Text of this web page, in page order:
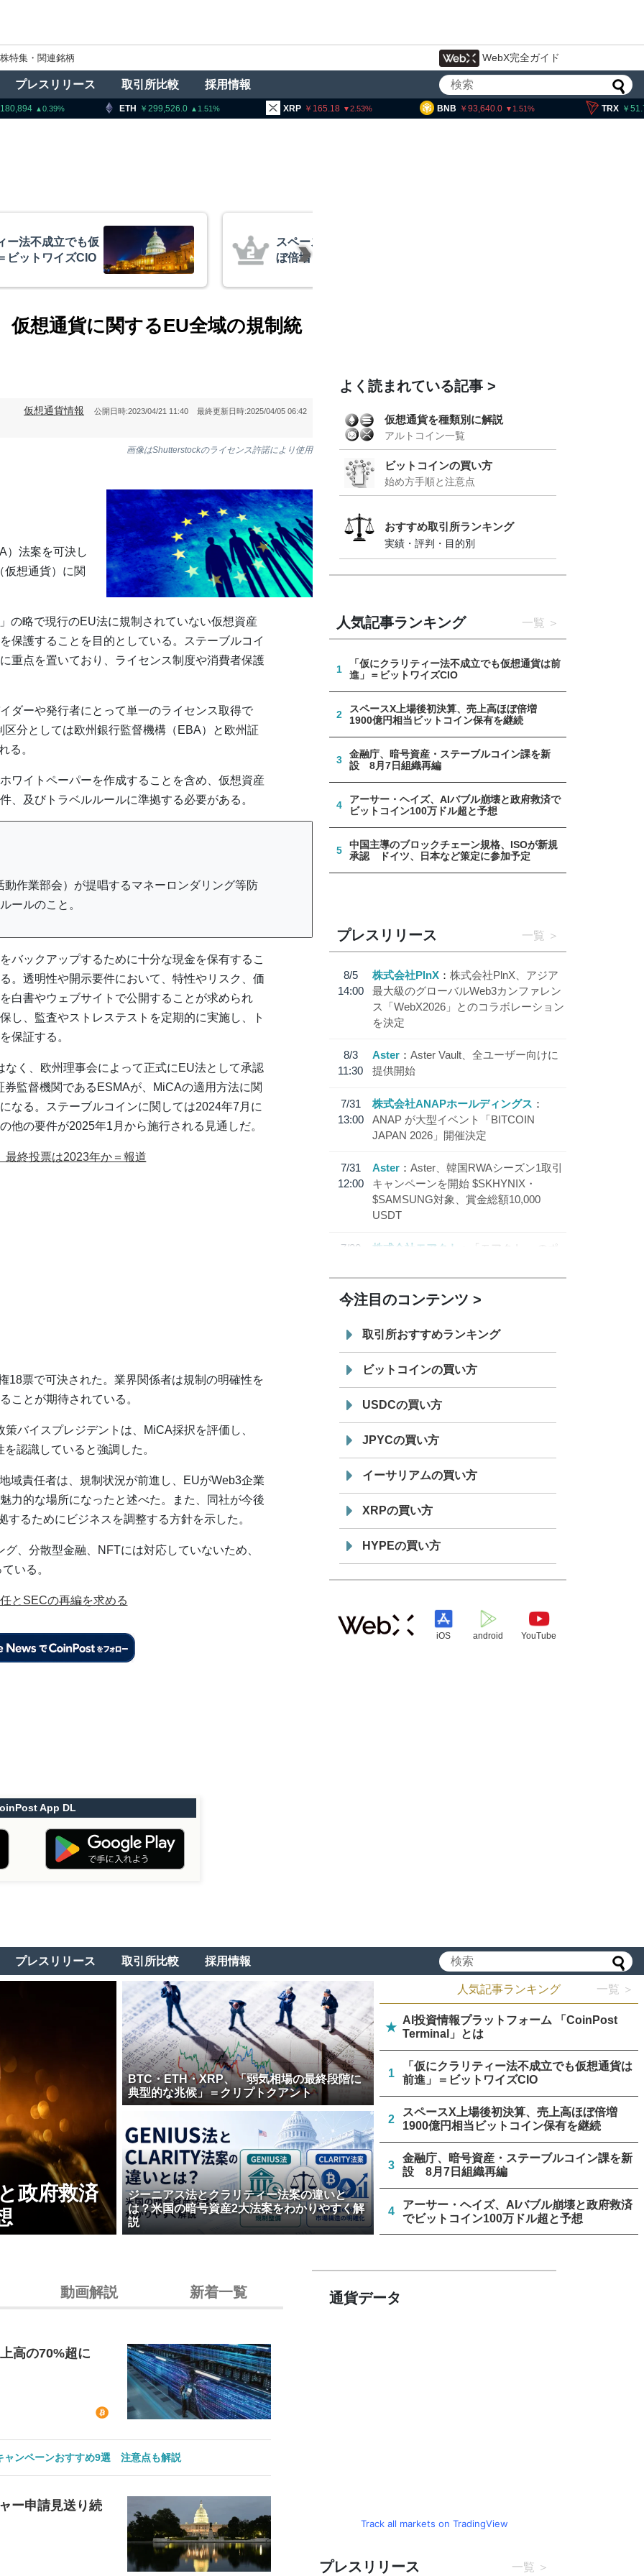
株特集・関連銘柄 WebX完全ガイド
プレスリリース 取引所比較 採用情報
ETH 299,526.0 1.51 XRP 165.18 2.53 BNB 1.51 TRX
決算、売上高ほ
相当ビットコイ
金融庁、暗号資産・ステーブルコイ
ン課を新設 8月7日組織再編
仮想通貨に関するEU全域の規制統
仮想通貨情報 公開日時:2023/04/21 11:40 最終更新日時:2025/04/05 06:42
画像はShutterstockのライセンス許諾により使用
）法案を可決し
仮想通貨）に関
の略で現行のEU法に規制されていない仮想資産
保護することを目的としている。ステーブルコイ
重点を置いており、ライセンス制度や消費者保護
ダーや発行者にとって単一のライセンス取得で
分としては欧州銀行監督機構（EBA）と欧州証
る。
ワイトペーパーを作成することを含め、仮想資産
、及びトラベルルールに準拠する必要がある。
作業部会）が提唱するマネーロンダリング等防
ールのこと。
バックアップするために十分な現金を保有するこ
。透明性や開示要件において、特性やリスク、価
白書やウェブサイトで公開することが求められ
し、監査やストレステストを定期的に実施し、ト
保証する。
く、欧州理事会によって正式にEU法として承認
監督機関であるESMAが、MiCAの適用方法に関
なる。ステーブルコインに関しては2024年7月に
他の要件が2025年1月から施行される見通しだ。
終投票は2023年か＝報道
18票で可決された。業界関係者は規制の明確性を
ことが期待されている。
バイスプレジデントは、MiCA採択を評価し、
認識していると強調した。
域責任者は、規制状況が前進し、EUがWeb3企業
力的な場所になったと述べた。また、同社が今後
るためにビジネスを調整する方針を示した。
、分散型金融、NFTには対応していないため、
いる。
とSECの再編を求める
App DL
よく読まれている記事
仮想通貨を種類別に解説
アルトコイン一覧
ビットコインの買い方
始め方手順と注意点
おすすめ取引所ランキング
実績・評判・目的別
人気記事ランキング 一覧
1
「仮にクラリティー法不成立でも仮想通貨は前
進」＝ビットワイズCIO
2
スペースX上場後初決算、売上高ほぼ倍増
1900億円相当ビットコイン保有を継続
3
金融庁、暗号資産・ステーブルコイン課を新
設 8月7日組織再編
4
アーサー・ヘイズ、AIバブル崩壊と政府救済で
ビットコイン100万ドル超と予想
5
中国主導のブロックチェーン規格、ISOが新規
承認 ドイツ、日本など策定に参加予定
プレスリリース 一覧
8/5
14:00
株式会社PlnX
株式会社PlnX、アジア
最大級のグローバルWeb3カンファレン
ス「WebX2026」とのコラボレーション
を決定
8/3
11:30
Aster
Aster Vault、全ユーザー向けに
提供開始
7/31
13:00
株式会社ANAPホールディングス
ANAP が大型イベント「BITCOIN
JAPAN 2026」開催決定
7/31
12:00
Aster
Aster、韓国RWAシーズン1取引
キャンペーンを開始 $SKHYNIX・
$SAMSUNG対象、賞金総額10,000
USDT
7/30
株式会社モアクト
「モアクト」 のポ
「 JPYC」を追加
19:30
てステーブルコイン「JPYSC」徹底解
説セミナーを開催
今注目のコンテンツ
取引所おすすめランキング
ビットコインの買い方
USDCの買い方
JPYCの買い方
イーサリアムの買い方
XRPの買い方
HYPEの買い方
iOS android YouTube
プレスリリース 取引所比較 採用情報
政府救済
BTC・ETH・XRP、「弱気相場の最終段階に
典型的な兆候」＝クリプトクアント
ジーニアス法とクラリティー法案の違いと
は？米国の暗号資産2大法案をわかりやすく解
説
人気記事ランキング 一覧 ＞
★
AI投資情報プラットフォーム 「CoinPost
Terminal」とは
1
「仮にクラリティー法不成立でも仮想通貨は
前進」＝ビットワイズCIO
2
スペースX上場後初決算、売上高ほぼ倍増
1900億円相当ビットコイン保有を継続
3
金融庁、暗号資産・ステーブルコイン課を新
設 8月7日組織再編
4
アーサー・ヘイズ、AIバブル崩壊と政府救済
でビットコイン100万ドル超と予想
動画解説 新着一覧
高の70%超に
ャンペーンおすすめ9選 注意点も解説
ー申請見送り続
通貨データ
Track all markets on TradingView
プレスリリース 一覧